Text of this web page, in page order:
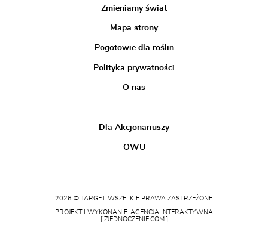
Zmieniamy świat
Mapa strony
Pogotowie dla roślin
Polityka prywatności
O nas
Dla Akcjonariuszy
OWU
2026 © TARGET. WSZELKIE PRAWA ZASTRZEŻONE.
PROJEKT I WYKONANIE: AGENCJA INTERAKTYWNA
[ ZJEDNOCZENIE.COM ]